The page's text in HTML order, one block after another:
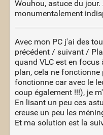
Wouhou, astuce du
monumentalement
Avec mon PC j'ai des
précédent / suivant /
quand VLC est en focus
plan, cela ne
fonctionne car avec le
coup également !!!), je
En lisant un peu ces
creuse un peu les
Et ma solution est la